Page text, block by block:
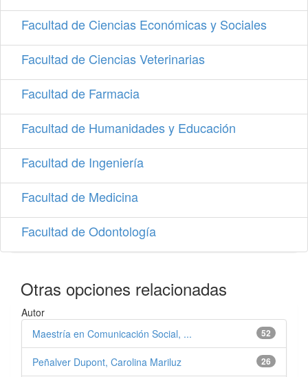
Facultad de Ciencias Económicas y Sociales
Facultad de Ciencias Veterinarias
Facultad de Farmacia
Facultad de Humanidades y Educación
Facultad de Ingeniería
Facultad de Medicina
Facultad de Odontología
Otras opciones relacionadas
Autor
52
Maestría en Comunicación Social, ...
26
Peñalver Dupont, Carolina Mariluz